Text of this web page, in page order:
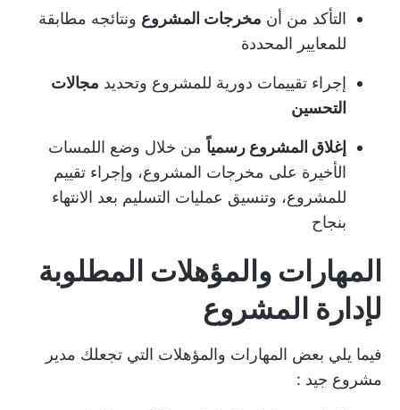
التأكد من أن مخرجات المشروع ونتائجه مطابقة
للمعايير المحددة
إجراء تقييمات دورية للمشروع وتحديد مجالات
التحسين
إغلاق المشروع رسمياً من خلال وضع اللمسات
الأخيرة على مخرجات المشروع، وإجراء تقييم
للمشروع، وتنسيق عمليات التسليم بعد الانتهاء
بنجاح
المهارات والمؤهلات المطلوبة
لإدارة المشروع
فيما يلي بعض المهارات والمؤهلات التي تجعلك مدير
مشروع جيد :